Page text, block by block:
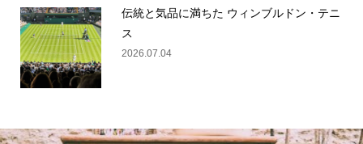
伝統と気品に満ちた ウィンブルドン・テニ
ス
2026.07.04